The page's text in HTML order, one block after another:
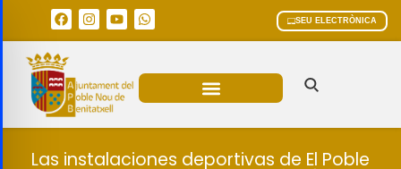
SEU ELECTRÒNICA
Las instalaciones deportivas de El Poble